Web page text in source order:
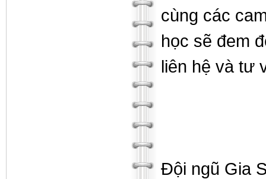
cùng các
học sẽ đem
liên hệ và tư
Đội ngũ Gia